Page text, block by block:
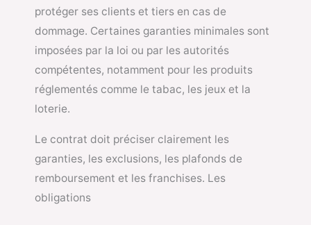
protéger ses clients et tiers en cas de
dommage. Certaines garanties minimales sont
imposées par la loi ou par les autorités
compétentes, notamment pour les produits
réglementés comme le tabac, les jeux et la
loterie.
Le contrat doit préciser clairement les
garanties, les exclusions, les plafonds de
remboursement et les franchises. Les
obligations